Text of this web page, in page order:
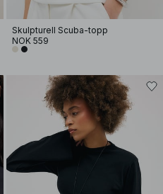
Skulpturell Scuba-topp
NOK 559